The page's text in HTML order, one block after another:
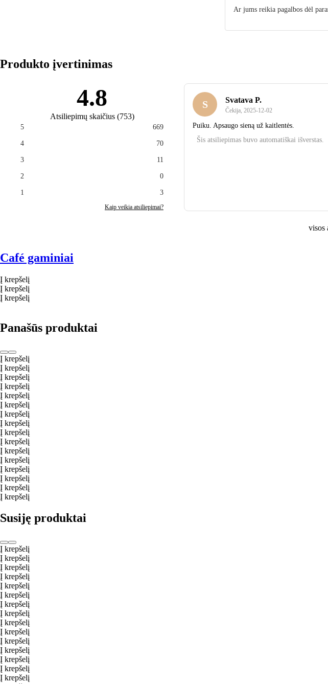
Ar jums reikia pagalbos dėl
Produkto įvertinimas
4.8
Atsiliepimų skaičius(753)
5 669
4 70
3 11
2 0
1 3
Kaip veikia atsiliepimai?
S Svatava P.
Čekija, 2025‑12‑02
Puiku. Apsaugo sieną už kaitlentės.
Šis atsiliepimas buvo automatiškai išverstas.
visos
Café gaminiai
Į krepšelį
Į krepšelį
Į krepšelį
Panašūs produktai
Į krepšelį
Į krepšelį
Į krepšelį
Į krepšelį
Į krepšelį
Į krepšelį
Į krepšelį
Į krepšelį
Į krepšelį
Į krepšelį
Į krepšelį
Į krepšelį
Į krepšelį
Į krepšelį
Į krepšelį
Į krepšelį
Susiję produktai
Į krepšelį
Į krepšelį
Į krepšelį
Į krepšelį
Į krepšelį
Į krepšelį
Į krepšelį
Į krepšelį
Į krepšelį
Į krepšelį
Į krepšelį
Į krepšelį
Į krepšelį
Į krepšelį
Į krepšelį